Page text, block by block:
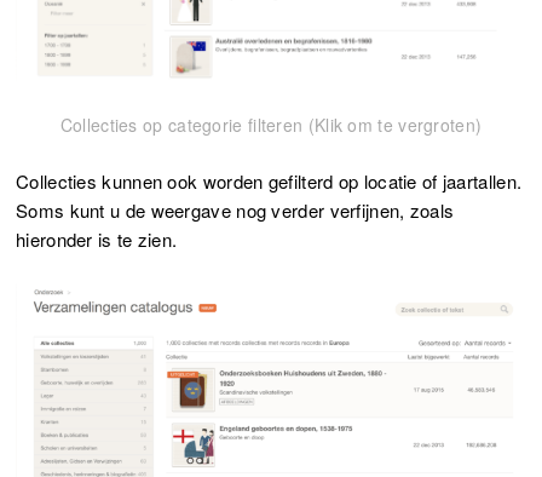
Collecties op categorie filteren (Klik om te vergroten)
Collecties kunnen ook worden gefilterd op locatie of jaartallen.
Soms kunt u de weergave nog verder verfijnen, zoals
hieronder is te zien.